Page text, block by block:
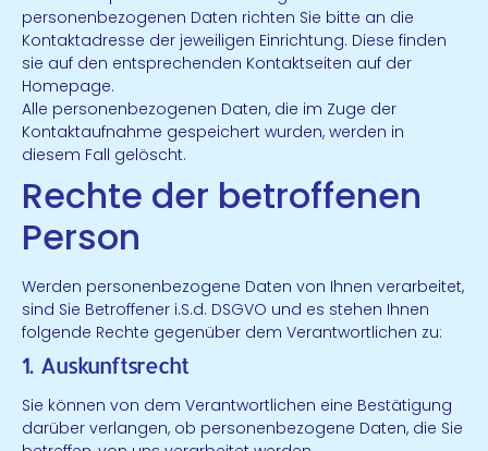
personenbezogenen Daten richten Sie bitte an die
Kontaktadresse der jeweiligen Einrichtung. Diese finden
sie auf den entsprechenden Kontaktseiten auf der
Homepage.
Alle personenbezogenen Daten, die im Zuge der
Kontaktaufnahme gespeichert wurden, werden in
diesem Fall gelöscht.
Rechte der betroffenen
Person
Werden personenbezogene Daten von Ihnen verarbeitet,
sind Sie Betroffener i.S.d. DSGVO und es stehen Ihnen
folgende Rechte gegenüber dem Verantwortlichen zu:
1. Auskunftsrecht
Sie können von dem Verantwortlichen eine Bestätigung
darüber verlangen, ob personenbezogene Daten, die Sie